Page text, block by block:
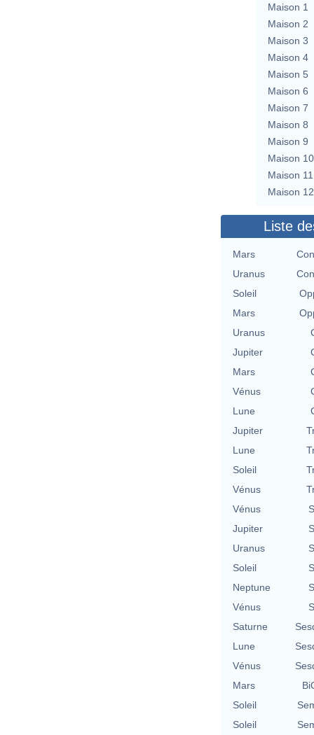
Maison 1
Maison 2
Maison 3
Maison 4
Maison 5
Maison 6
Maison 7
Maison 8
Maison 9
Maison 10
Maison 11
Maison 12
Liste
Mars
Uranus
Soleil
Mars
Uranus
Jupiter
Mars
Vénus
Lune
Jupiter
Lune
Soleil
Vénus
Vénus
Jupiter
Uranus
Soleil
Neptune
Vénus
Saturne
Lune
Vénus
Mars
Soleil
Soleil